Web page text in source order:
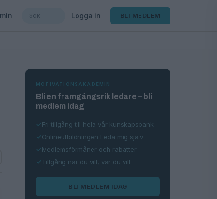
Logga in BLI MEDLEM
MOTIVATIONSAKADEMIN
Bli en framgångsrik ledare – bli
medlem idag
Fri tillgång till hela vår kunskapsbank
Onlineutbildningen Leda mig själv
Medlemsförmåner och rabatter
Tillgång när du vill, var du vill
BLI MEDLEM IDAG